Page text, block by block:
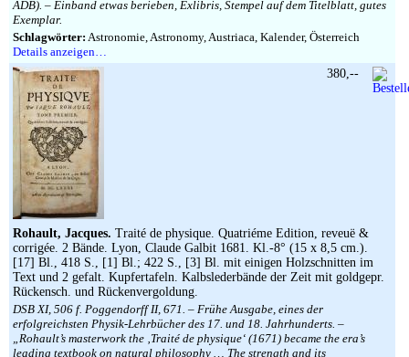
ADB). – Einband etwas berieben, Exlibris, Stempel auf dem Titelblatt, gutes
Exemplar.
Schlagwörter: Astronomie, Astronomy, Austriaca, Kalender, Österreich
Details anzeigen…
Rohault, Jacques. Traité de physique. Quatriéme Edition, reveuë &
corrigée. 2 Bände. Lyon, Claude Galbit 1681. Kl.-8° (15 x 8,5 cm.).
[17] Bl., 418 S., [1] Bl.; 422 S., [3] Bl. mit einigen Holzschnitten im
Text und 2 gefalt. Kupfertafeln. Kalbslederbände der Zeit mit goldgepr.
Rückensch. und Rückenvergoldung.
DSB XI, 506 f. Poggendorff II, 671. – Frühe Ausgabe, eines der
erfolgreichsten Physik-Lehrbücher des 17. und 18. Jahrhunderts. –
„Rohault’s masterwork the ‚Traité de physique‘ (1671) became the era’s
leading textbook on natural philosophy … The strength and its
380,--